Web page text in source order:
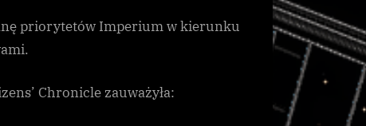
krytykuje
priorytetów Imperium w kierunku
Chronicle zauważyła: